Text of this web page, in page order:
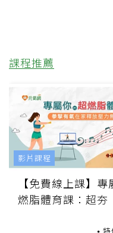
課程推薦
【免費線上課】
燃脂體育課：超夯
影片課程